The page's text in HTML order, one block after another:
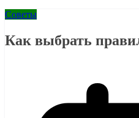
Советы
Как выбрать